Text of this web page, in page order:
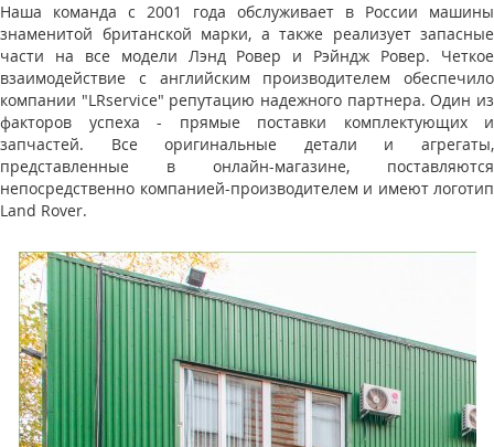
Наша команда с 2001 года обслуживает в России машины
знаменитой британской марки, а также реализует запасные
части на все модели Лэнд Ровер и Рэйндж Ровер. Четкое
взаимодействие с английским производителем обеспечило
компании "LRservice" репутацию надежного партнера. Один из
факторов успеха - прямые поставки комплектующих и
запчастей. Все оригинальные детали и агрегаты,
представленные в онлайн-магазине, поставляются
непосредственно компанией-производителем и имеют логотип
Land Rover.